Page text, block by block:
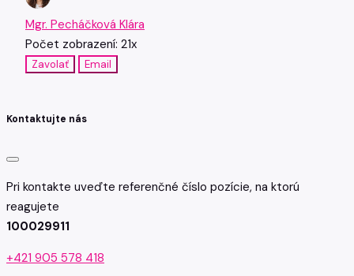
Mgr. Pecháčková Klára
Počet zobrazení: 21x
Zavolať Email
Kontaktujte nás
Pri kontakte uveďte referenčné číslo pozície, na ktorú
reagujete
100029911
+421 905 578 418